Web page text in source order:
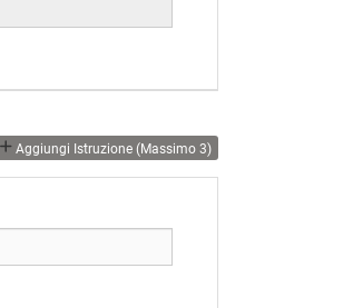
Aggiungi Istruzione (massimo 3)